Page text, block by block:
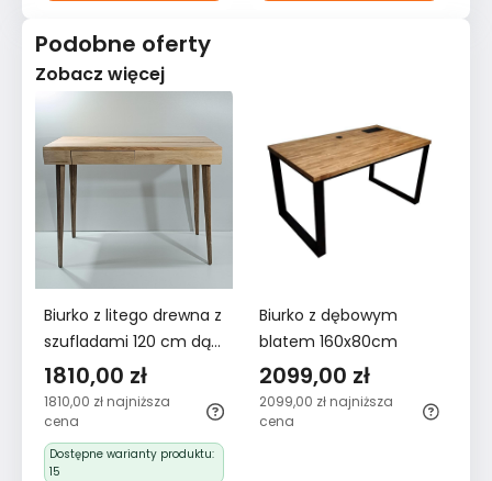
Podobne oferty
Zobacz więcej
Biurko z litego drewna z
szufladami 120 cm dąb
olejowany biały do
biura salonu - Kolekcja
Dzisiaj
1810,00 zł
1810,00 zł najniższa
cena
Dostępne warianty produktu:
15
Biurko z dębowym
blatem 160x80cm
2099,00 zł
2099,00 zł najniższa
cena